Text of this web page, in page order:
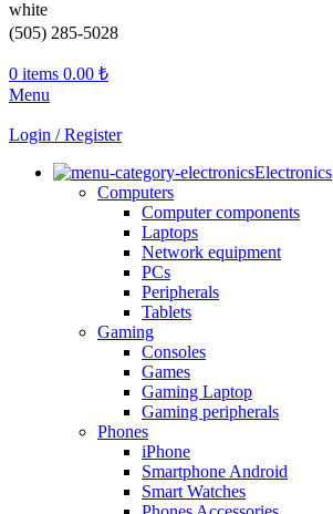
(505) 285-5028
0 items 0.00 ₺
Menu
Login / Register
Electronics
Computers
Computer components
Laptops
Network equipment
PCs
Peripherals
Tablets
Gaming
Consoles
Games
Gaming Laptop
Gaming peripherals
Phones
iPhone
Smartphone Android
Smart Watches